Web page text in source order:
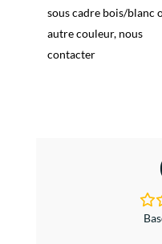
sous cadre bois/blanc
autre couleur, nous
contacter